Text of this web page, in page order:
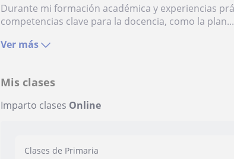
Durante mi formación académica y experiencias
competencias clave para la docencia, como la plan...
Ver más
Mis clases
Imparto clases Online
Clases de Primaria